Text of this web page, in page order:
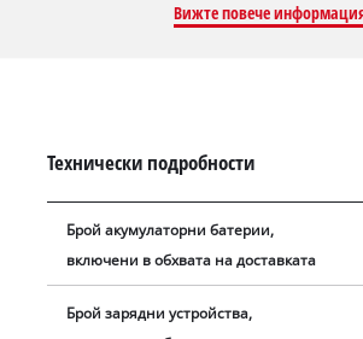
гъвкаво. Благодарение на батерията,
стена и куките за закрепване. В кутията
интегриран държач за 5-метровия
позволява на помпата да се потапя до 4
Моторът от 160 W позволява макс. дебит
помпа има две нива на мощност.
Вижте повече
Технически подробности
Брой акумулаторни батерии,
включени в обхвата на доставката
Брой зарядни устройства,